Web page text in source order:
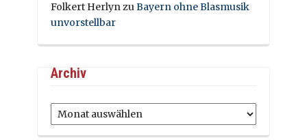
Folkert HerlynzuBayern ohne Blasmusik
unvorstellbar
Archiv
Archiv